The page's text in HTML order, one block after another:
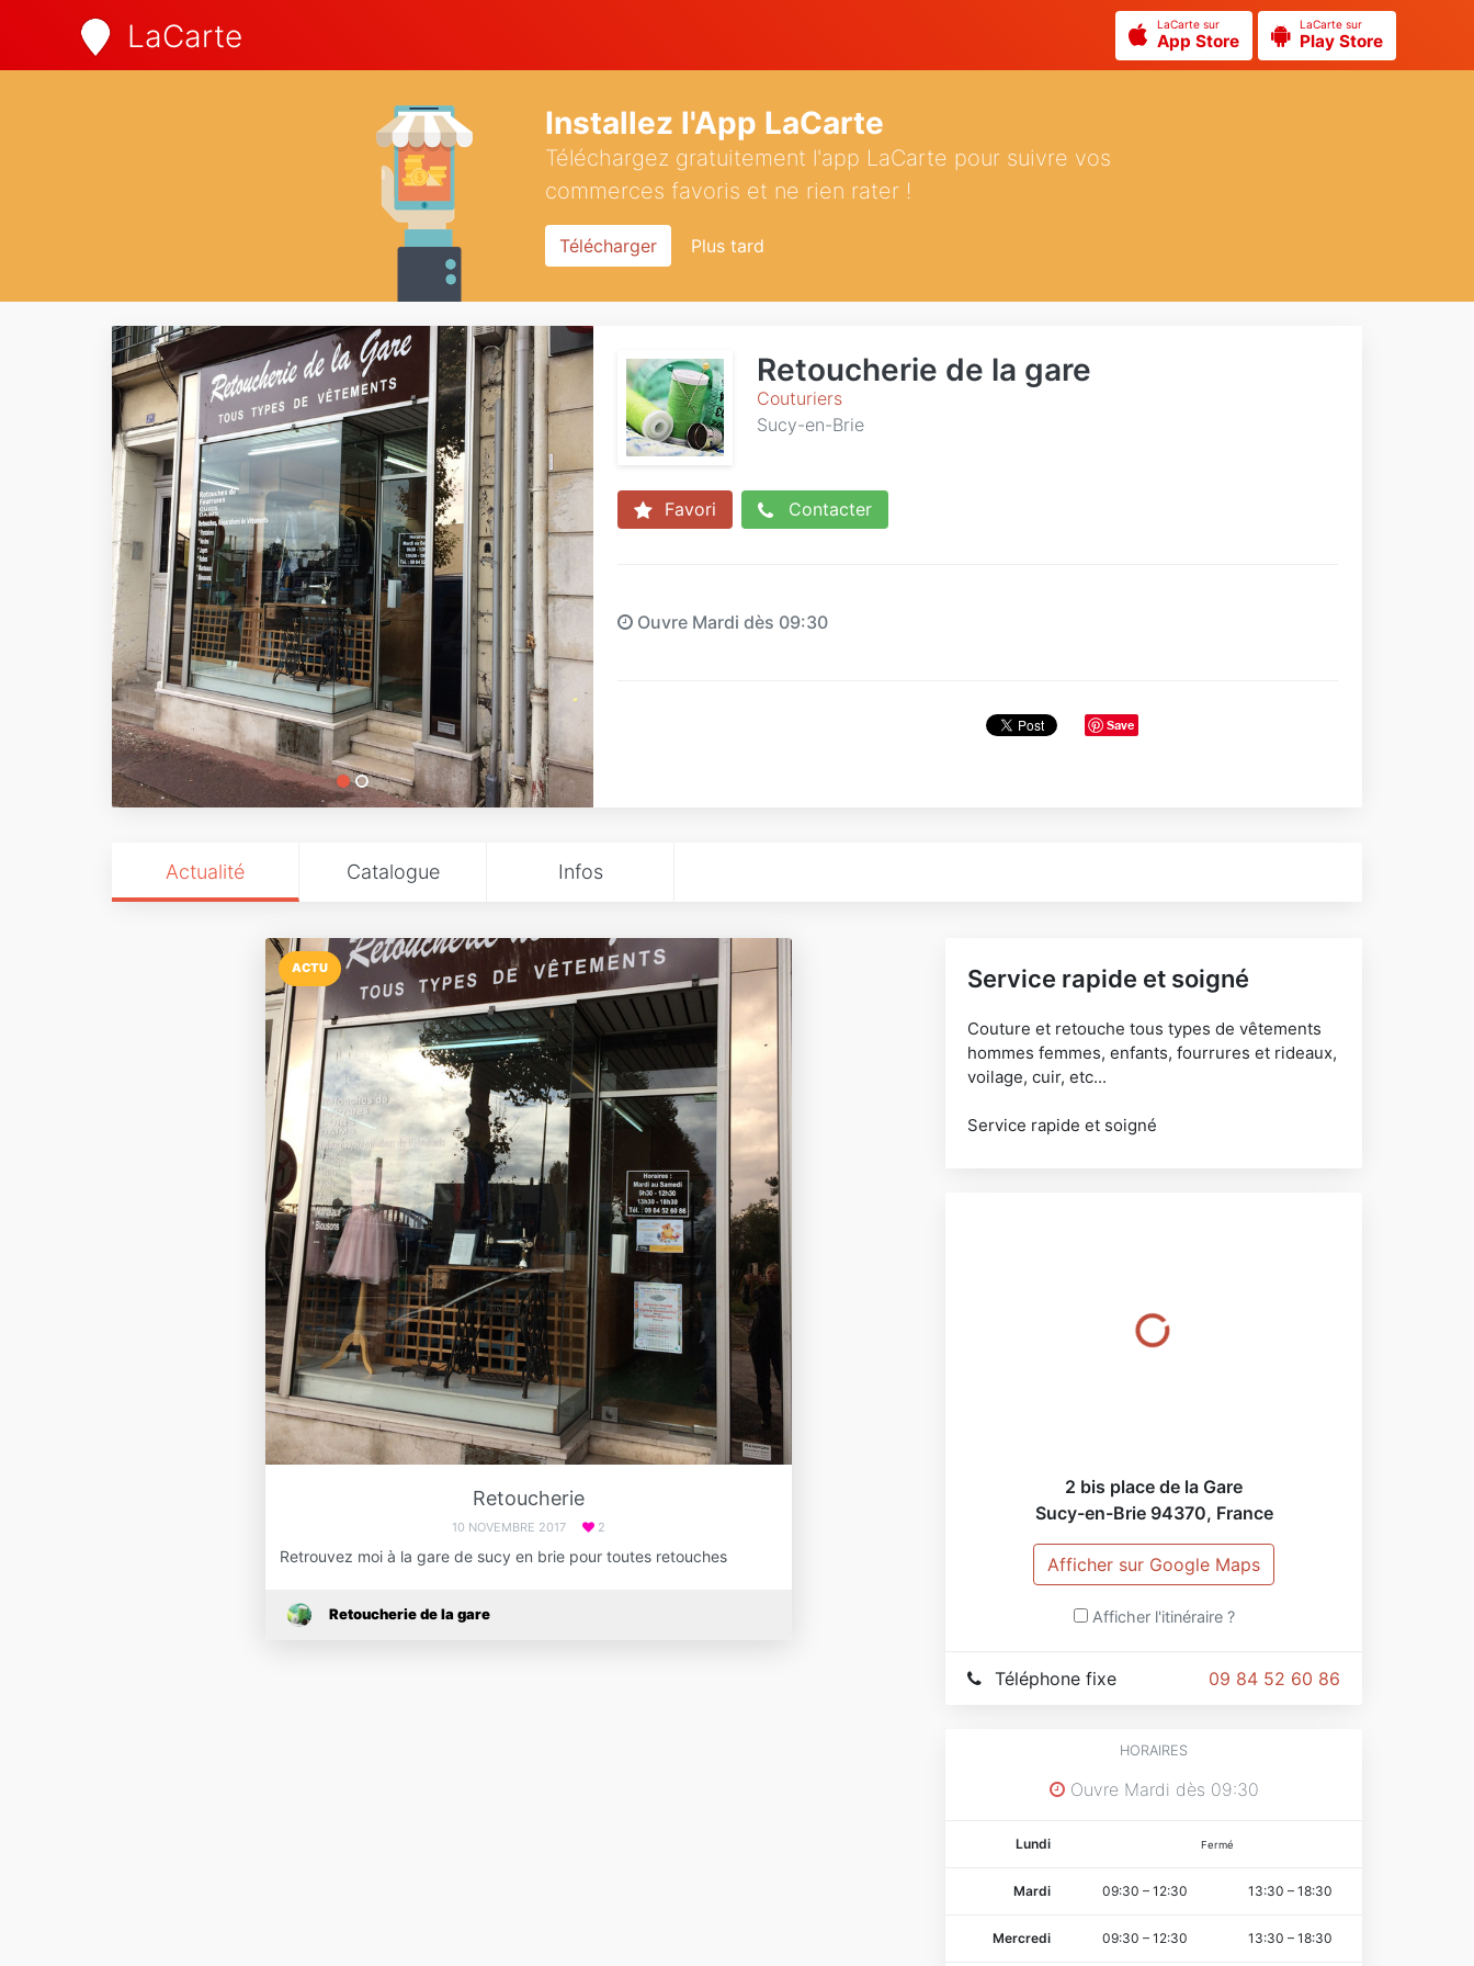
LaCarte LaCarte sur
App Store
LaCarte sur
Play Store
Installez l'App LaCarte
Téléchargez gratuitement l'app LaCarte pour suivre vos
commerces favoris et ne rien rater !
Télécharger Plus tard
Retoucherie de la gare
Couturiers
Sucy-en-Brie
Favori Contacter
Ouvre Mardi dès 09:30
Save
Actualité Catalogue Infos
ACTU
Retoucherie
10 NOVEMBRE 2017 2
Retrouvez moi à la gare de sucy en brie pour toutes retouches
Retoucherie de la gare
Service rapide et soigné
Couture et retouche tous types de vêtements
hommes femmes, enfants, fourrures et rideaux,
voilage, cuir, etc...
Service rapide et soigné
2 bis place de la Gare
Sucy-en-Brie 94370, France
Afficher sur Google Maps
Afficher l'itinéraire ?
09 84 52 60 86
Téléphone fixe
HORAIRES
Ouvre Mardi dès 09:30
Lundi Fermé
Mardi 09:30 – 12:30 13:30 – 18:30
Mercredi 09:30 – 12:30 13:30 – 18:30